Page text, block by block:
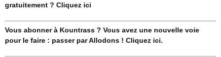
gratuitement ? Cliquez ici
Vous abonner à Kountrass ? Vous avez une nouvelle voie
pour le faire : passer par Allodons ! Cliquez ici.